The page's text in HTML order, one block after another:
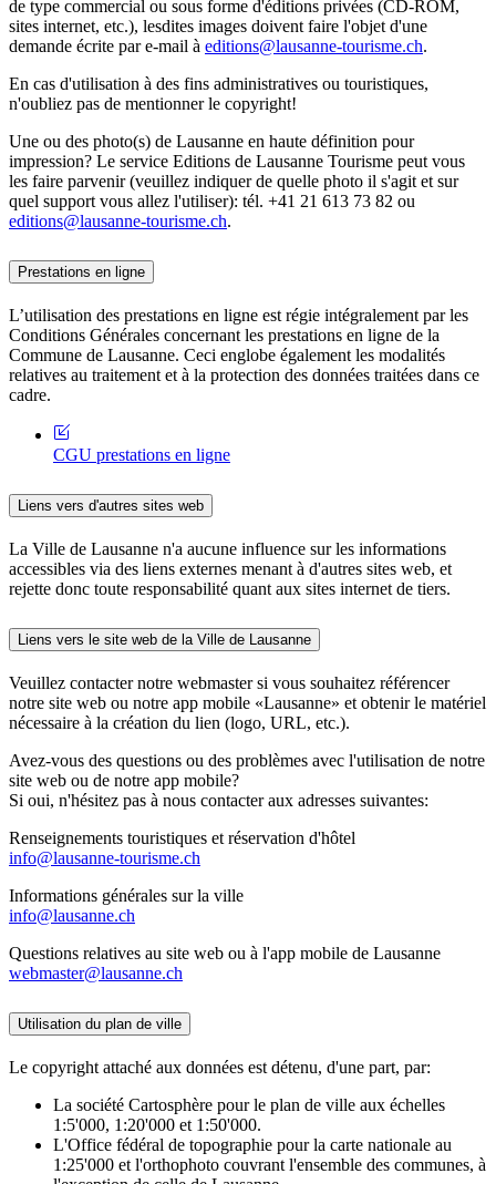
de type commercial ou sous forme d'éditions privées (CD-ROM,
sites internet, etc.), lesdites images doivent faire l'objet d'une
demande écrite par e-mail à editions@lausanne-tourisme.ch.
En cas d'utilisation à des fins administratives ou touristiques,
n'oubliez pas de mentionner le copyright!
Une ou des photo(s) de Lausanne en haute définition pour
impression? Le service Editions de Lausanne Tourisme peut vous
les faire parvenir (veuillez indiquer de quelle photo il s'agit et sur
quel support vous allez l'utiliser): tél. +41 21 613 73 82 ou
editions@lausanne-tourisme.ch.
Prestations en ligne
L’utilisation des prestations en ligne est régie intégralement par les
Conditions Générales concernant les prestations en ligne de la
Commune de Lausanne. Ceci englobe également les modalités
relatives au traitement et à la protection des données traitées dans ce
cadre.
CGU prestations en ligne
Liens vers d'autres sites web
La Ville de Lausanne n'a aucune influence sur les informations
accessibles via des liens externes menant à d'autres sites web, et
rejette donc toute responsabilité quant aux sites internet de tiers.
Liens vers le site web de la Ville de Lausanne
Veuillez contacter notre webmaster si vous souhaitez référencer
notre site web ou notre app mobile «Lausanne» et obtenir le matériel
nécessaire à la création du lien (logo, URL, etc.).
Avez-vous des questions ou des problèmes avec l'utilisation de notre
site web ou de notre app mobile?
Si oui, n'hésitez pas à nous contacter aux adresses suivantes:
Renseignements touristiques et réservation d'hôtel
info@lausanne-tourisme.ch
Informations générales sur la ville
info@lausanne.ch
Questions relatives au site web ou à l'app mobile de Lausanne
webmaster@lausanne.ch
Utilisation du plan de ville
Le copyright attaché aux données est détenu, d'une part, par:
La société Cartosphère pour le plan de ville aux échelles
1:5'000, 1:20'000 et 1:50'000.
L'Office fédéral de topographie pour la carte nationale au
1:25'000 et l'orthophoto couvrant l'ensemble des communes, à